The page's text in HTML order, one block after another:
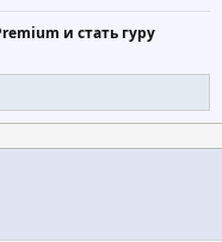
и стать гуру